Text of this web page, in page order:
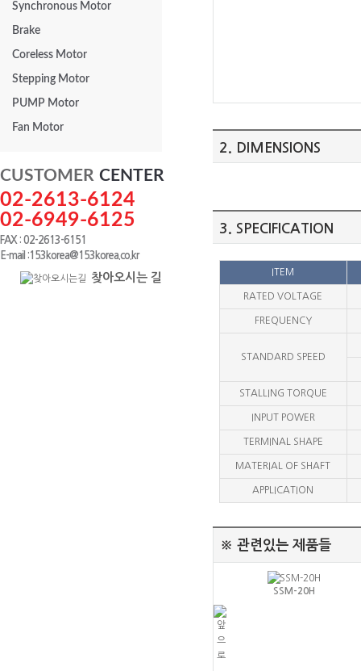
Synchronous Motor
Brake
Coreless Motor
Stepping Motor
PUMP Motor
Fan Motor
CUSTOMER CENTER
02-2613-6124
02-6949-6125
FAX : 02-2613-6151
E-mail :153korea@153korea.co.kr
찾아오시는 길
2. DIMENSIONS
3. SPECIFICATION
ITEM
RATED VOLTAGE
FREQUENCY
STANDARD SPEED
STALLING TORQUE
INPUT POWER
TERMINAL SHAPE
MATERIAL OF SHAFT
APPLICATION
※ 관련있는 제품들
SSM-20H